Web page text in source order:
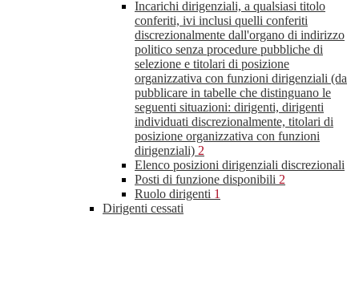
Incarichi dirigenziali, a qualsiasi titolo
conferiti, ivi inclusi quelli conferiti
discrezionalmente dall'organo di indirizzo
politico senza procedure pubbliche di
selezione e titolari di posizione
organizzativa con funzioni dirigenziali (da
pubblicare in tabelle che distinguano le
seguenti situazioni: dirigenti, dirigenti
individuati discrezionalmente, titolari di
posizione organizzativa con funzioni
dirigenziali) 2
Elenco posizioni dirigenziali discrezionali
Posti di funzione disponibili 2
Ruolo dirigenti 1
Dirigenti cessati